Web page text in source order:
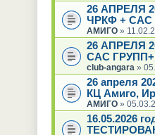
26 АПРЕЛЯ
ЧРКФ +
АМИГО»
26 АПРЕЛЯ
САС
club-angara »
26 апреля
КЦ Амиго,
АМИГО»
16.05.2026